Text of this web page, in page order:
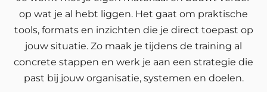
op wat je al hebt liggen. Het gaat om praktische
tools, formats en inzichten die je direct toepast op
jouw situatie. Zo maak je tijdens de training al
concrete stappen en werk je aan een strategie die
past bij jouw organisatie, systemen en doelen.